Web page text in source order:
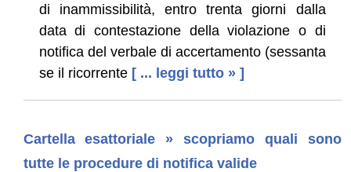
di inammissibilità, entro trenta giorni dalla
data di contestazione della violazione o di
notifica del verbale di accertamento (sessanta
se il ricorrente [ ... leggi tutto » ]
Cartella esattoriale » scopriamo quali sono
tutte le procedure di notifica valide